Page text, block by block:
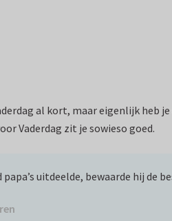
al kort, maar eigenlijk heb
Vaderdag zit je sowieso goed.
papa’s uitdeelde, bewaarde hij de